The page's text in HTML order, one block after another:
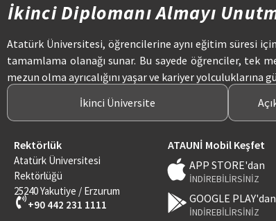
İkinci Diplomanı Almayı
Atatürk Üniversitesi, öğrencilerine aynı eğitim süresi
tamamlama olanağı sunar. Bu sayede öğrenciler, tek
mezun olma ayrıcalığını yaşar ve kariyer yolculuklarına
İkinci Üniversite
Rektörlük
Atatürk Üniversitesi
Rektörlüğü
25240 Yakutiye / Erzurum
+90 442 231 1111
ATAUNİ Mobil Keşfet
APP STORE'dan
İNDİREBİLİRSİNİZ
GOOGLE PLAY'dan
İNDİREBİLİRSİNİZ